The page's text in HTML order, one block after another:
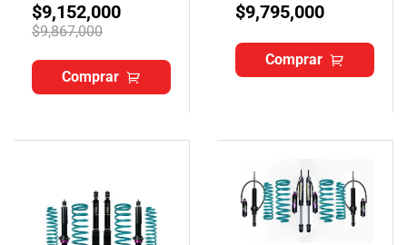
$9,867,000
$9,152,000
Comprar
$9,795,000
Comprar